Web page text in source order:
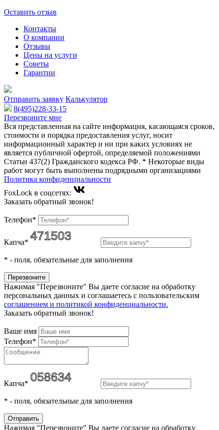
Оставить отзыв
Контакты
О компании
Отзывы
Цены на услуги
Советы
Гарантии
Отправить заявку Калькулятор
8(495)228-33-15
Перезвоните мне
Вся представленная на сайте информация, касающаяся сроков,
стоимости и порядка предоставления услуг, носит
информационный характер и ни при каких условиях не
является публичной офертой, определяемой положениями
Статьи 437(2) Гражданского кодекса РФ. * Некоторые виды
работ могут быть выполнены подрядными организациями
Политика конфиденциальности
FoxLock в соцсетях:
Заказать обратный звонок!
Телефон*
Капча*
* - поля, обязательные для заполнения
Нажимая "Перезвоните" Вы даете согласие на обработку
персональных данных и соглашаетесь c пользовательским
соглашением и политикой конфиденциальности.
Заказать обратный звонок!
Ваше имя
Телефон*
Капча*
* - поля, обязательные для заполнения
Нажимая "Перезвоните" Вы даете согласие на обработку